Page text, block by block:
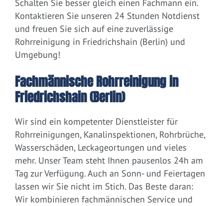
Schalten Sie besser gleich einen Fachmann ein.
Kontaktieren Sie unseren 24 Stunden Notdienst
und freuen Sie sich auf eine zuverlässige
Rohrreinigung in Friedrichshain (Berlin) und
Umgebung!
Fachmännische Rohrreinigung in
Friedrichshain (Berlin)
Wir sind ein kompetenter Dienstleister für
Rohrreinigungen, Kanalinspektionen, Rohrbrüche,
Wasserschäden, Leckageortungen und vieles
mehr. Unser Team steht Ihnen pausenlos 24h am
Tag zur Verfügung. Auch an Sonn- und Feiertagen
lassen wir Sie nicht im Stich. Das Beste daran:
Wir kombinieren fachmännischen Service und